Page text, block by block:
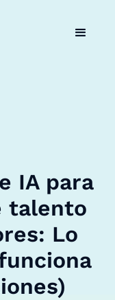
IA para
talento
Lo